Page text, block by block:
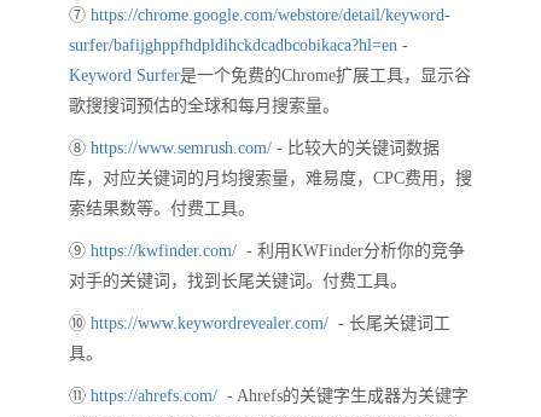
⑦ https://chrome.google.com/webstore/detail/keyword-
surfer/bafijghppfhdpldihckdcadbcobikaca?hl=en -
Keyword Surfer是一个免费的Chrome扩展工具，显示谷
歌搜搜词预估的全球和每月搜索量。
⑧ https://www.semrush.com/ - 比较大的关键词数据
库，对应关键词的月均搜索量，难易度，CPC费用，搜
索结果数等。付费工具。
⑨ https://kwfinder.com/ - 利用KWFinder分析你的竞争
对手的关键词，找到长尾关键词。付费工具。
⑩ https://www.keywordrevealer.com/ - 长尾关键词工
具。
⑪ https://ahrefs.com/ - Ahrefs的关键字生成器为关键字